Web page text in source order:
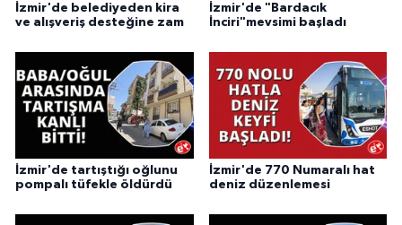
İzmir'de belediyeden kira
ve alışveriş desteğine zam
İzmir'de "Bardacık
İnciri"mevsimi başladı
İzmir'de tartıştığı oğlunu
pompalı tüfekle öldürdü
İzmir'de 770 Numaralı hat
deniz düzenlemesi